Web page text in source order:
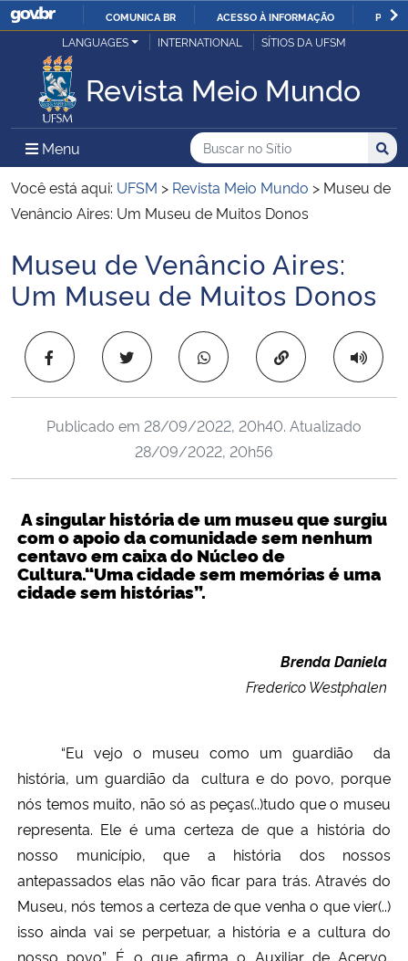
IR
O
COMUNICA BR ACESSO À INFORMAÇÃO
Ministério da Justiça e Segurança Pública
Ministério da Defesa
Ministério das Relações Exteriores
Ministério da Infraestrutura
Ministério da Educação
Ministério da Cidadania
Ministério de Minas e Energia
Ministério da Ciência, Tecnologia, Inovações e Comunicações
Controladoria-Geral da União
Ministério da Mulher, da Família e dos Direitos Humanos
Secretaria-Geral
Secretaria de Governo
Gabinete de Segurança Institucional
LANGUAGES INTERNATIONAL SÍTIOS DA UFSM
Revista Meio Mundo
Menu Menu Principal do Sítio
Busca
Buscar no no Sítio
Busca:
Você está aqui: UFSM > Revista Meio Mundo > Museu de
Venâncio Aires: Um Museu de Muitos Donos
Início do conteúdo
Museu de Venâncio Aires:
Um Museu de Muitos Donos
Copiar para área
Publicado em 28/09/2022, 20h40. Atualizado
28/09/2022, 20h56
A singular história de um museu que surgiu
com o apoio da comunidade sem nenhum
centavo em caixa do Núcleo de
Cultura.“Uma cidade sem memórias é uma
cidade sem histórias”.
Brenda Daniela
Frederico Westphalen
“Eu vejo o museu como um guardião da
história, um guardião da cultura e do povo, porque
nós temos muito, não só as peças(..)tudo que o museu
representa. Ele é uma certeza de que a história do
nosso município, que a história dos nossos
antepassados elas não vão ficar para trás. Através do
Museu, nós temos a certeza de que venha o que vier(..)
isso ainda vai se perpetuar, a história e a cultura do
nosso povo”. É o que afirma o Auxiliar de Acervo,